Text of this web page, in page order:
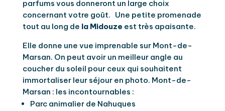
parfums vous donneront un large choix
concernant votre goût. Une petite promenade
tout au long de la Midouze est très apaisante.
Elle donne une vue imprenable sur Mont-de-
Marsan. On peut avoir un meilleur angle au
coucher du soleil pour ceux qui souhaitent
immortaliser leur séjour en photo. Mont-de-
Marsan : les incontournables :
Parc animalier de Nahuques